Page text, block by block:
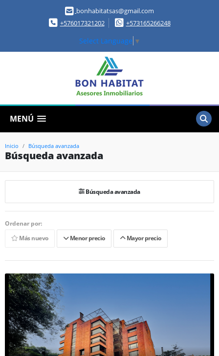
bonhabitatsas@gmail.com
+576017321202
+573165266248
Select Language ▼
MENÚ
Inicio Búsqueda avanzada
Búsqueda avanzada
Búsqueda avanzada
Ordenar por:
Más nuevo
Menor precio Mayor precio